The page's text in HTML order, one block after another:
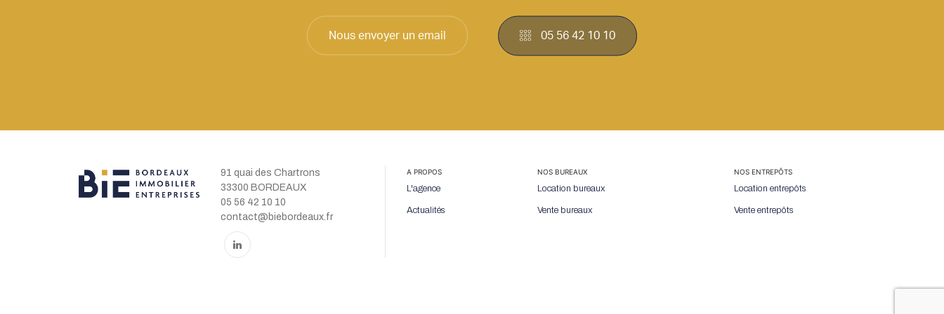
Nous envoyer un email 05 56 42 10 10
91 quai des Chartrons
33300 BORDEAUX
05 56 42 10 10
contact@biebordeaux.fr
A PROPOS
L'agence
Actualités
NOS BUREAUX
Location bureaux
Vente bureaux
NOS ENTREPÔTS
Location entrepôts
Vente entrepôts